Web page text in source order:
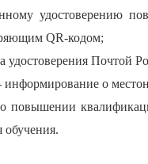
удостоверению
QR-кодом;
удостоверения Почтой
о
повышении
обучения.